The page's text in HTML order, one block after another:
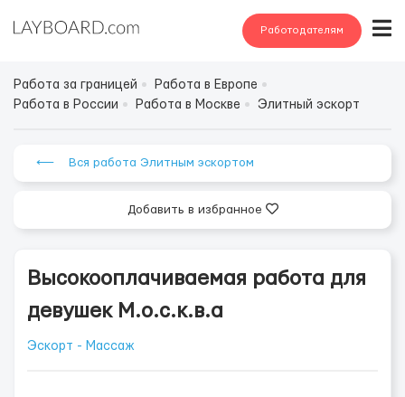
Работодателям
Работа за границей
Работа в Европе
Работа в России
Работа в Москве Элитный эскорт
⟵ Вся работа Элитным эскортом
Добавить в избранное
Высокооплачиваемая работа для
девушек М.о.с.к.в.а
Эскорт - Массаж